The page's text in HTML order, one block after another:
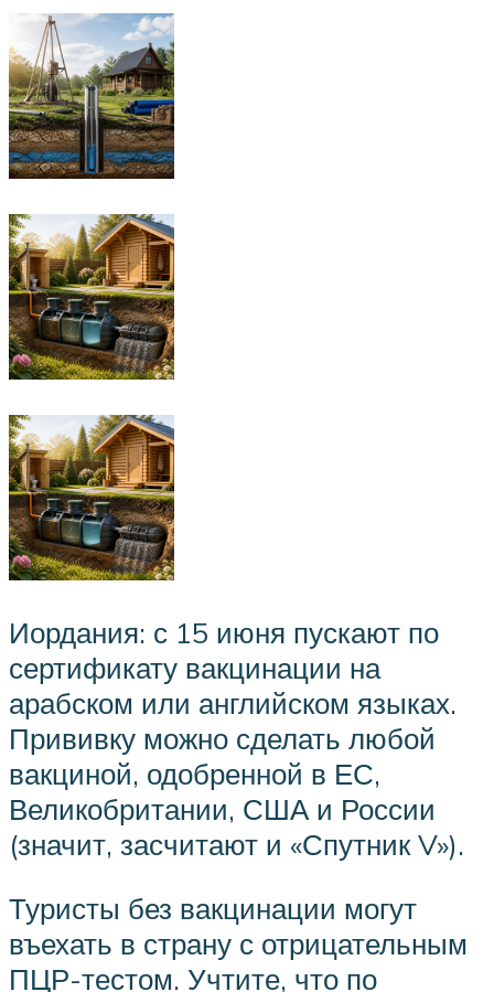
Иордания: с 15 июня пускают по
сертификату вакцинации на
арабском или английском языках.
Прививку можно сделать любой
вакциной, одобренной в ЕС,
Великобритании, США и России
(значит, засчитают и «Спутник V»).
Туристы без вакцинации могут
въехать в страну с отрицательным
ПЦР-тестом. Учтите, что по